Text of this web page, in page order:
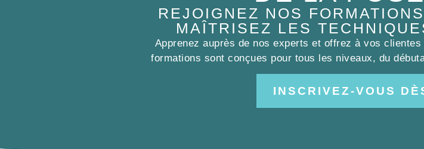
REJOIGNEZ NOS
MAÎTRISEZ LES
Apprenez auprès de nos experts et offrez à vos
formations sont conçues pour tous les niveaux, du
INSCRIVEZ-VOUS